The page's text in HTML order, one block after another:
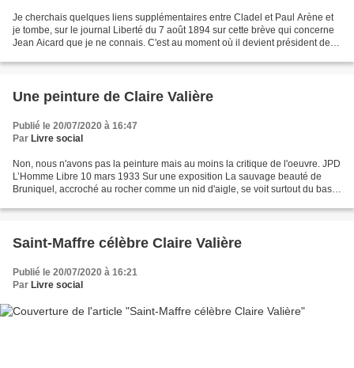
Je cherchais quelques liens supplémentaires entre Cladel et Paul Arène et
je tombe, sur le journal Liberté du 7 août 1894 sur cette brève qui concerne
Jean Aicard que je ne connais. C'est au moment où il devient président de la
Une peinture de Claire Valière
Publié le 20/07/2020 à 16:47
Par Livre social
Non, nous n'avons pas la peinture mais au moins la critique de l'oeuvre. JPD
L’Homme Libre 10 mars 1933 Sur une exposition La sauvage beauté de
Bruniquel, accroché au rocher comme un nid d'aigle, se voit surtout du bas
Saint-Maffre célèbre Claire Valière
Publié le 20/07/2020 à 16:21
Par Livre social